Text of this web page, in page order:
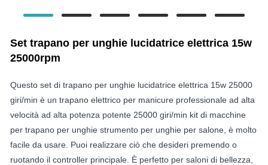
Set trapano per unghie lucidatrice elettrica 15w
25000rpm
Questo set di trapano per unghie lucidatrice elettrica 15w 25000
giri/min è un trapano elettrico per manicure professionale ad alta
velocità ad alta potenza potente 25000 giri/min kit di macchine
per trapano per unghie strumento per unghie per salone, è molto
facile da usare. Puoi realizzare ciò che desideri premendo o
ruotando il controller principale. È perfetto per saloni di bellezza,